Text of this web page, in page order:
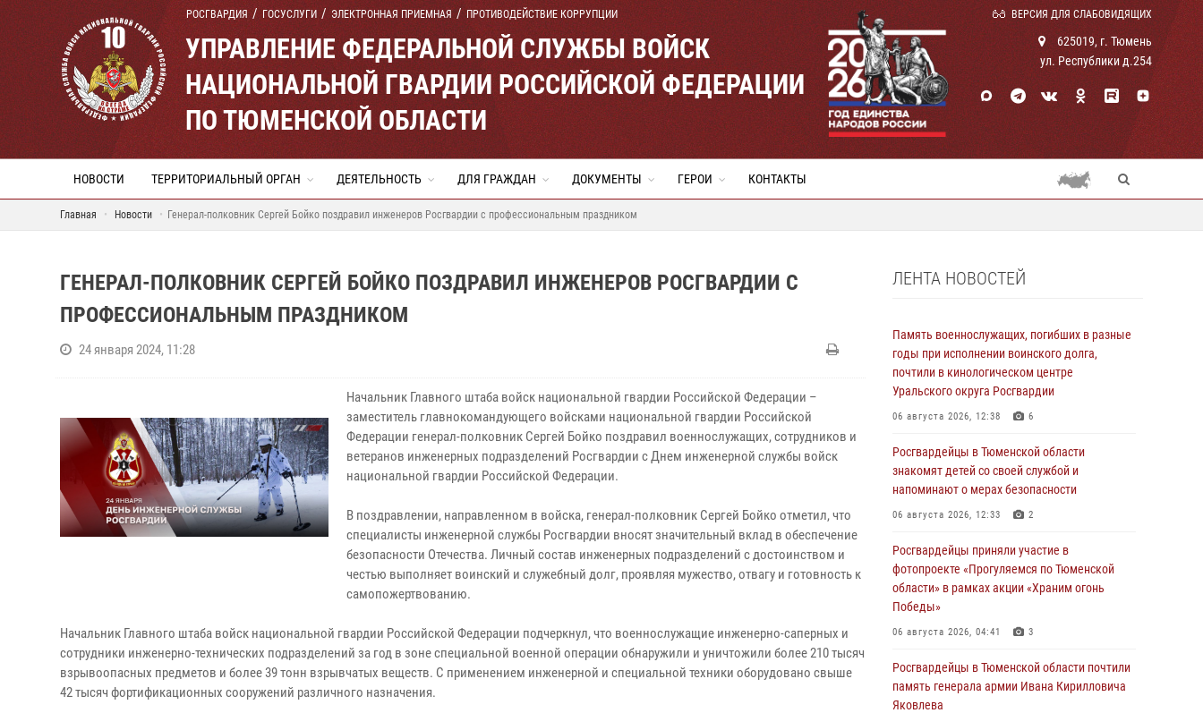
РОСГВАРДИЯ ГОСУСЛУГИ ЭЛЕКТРОННАЯ ПРИЕМНАЯ ПРОТИВОДЕЙСТВИЕ КОРРУПЦИИ ВЕРСИЯ ДЛЯ СЛАБОВИДЯЩИХ
УПРАВЛЕНИЕ ФЕДЕРАЛЬНОЙ СЛУЖБЫ ВОЙСК
НАЦИОНАЛЬНОЙ ГВАРДИИ РОССИЙСКОЙ ФЕДЕРАЦИИ
ПО ТЮМЕНСКОЙ ОБЛАСТИ
625019, г. Тюмень
ул. Республики д.254
НОВОСТИ ТЕРРИТОРИАЛЬНЫЙ ОРГАН ДЕЯТЕЛЬНОСТЬ ДЛЯ ГРАЖДАН ДОКУМЕНТЫ ГЕРОИ КОНТАКТЫ
Главная Новости Генерал-полковник Сергей Бойко поздравил инженеров Росгвардии с профессиональным праздником
ГЕНЕРАЛ-ПОЛКОВНИК СЕРГЕЙ БОЙКО ПОЗДРАВИЛ ИНЖЕНЕРОВ РОСГВАРДИИ С
ПРОФЕССИОНАЛЬНЫМ ПРАЗДНИКОМ
24 января 2024, 11:28
Начальник Главного штаба войск национальной гвардии Российской Федерации –
заместитель главнокомандующего войсками национальной гвардии Российской
Федерации генерал-полковник Сергей Бойко поздравил военнослужащих, сотрудников и
ветеранов инженерных подразделений Росгвардии с Днем инженерной службы войск
национальной гвардии Российской Федерации.
В поздравлении, направленном в войска, генерал-полковник Сергей Бойко отметил, что
специалисты инженерной службы Росгвардии вносят значительный вклад в обеспечение
безопасности Отечества. Личный состав инженерных подразделений с достоинством и
честью выполняет воинский и служебный долг, проявляя мужество, отвагу и готовность к
самопожертвованию.
Начальник Главного штаба войск национальной гвардии Российской Федерации подчеркнул, что военнослужащие инженерно-саперных и
сотрудники инженерно-технических подразделений за год в зоне специальной военной операции обнаружили и уничтожили более 210 тысяч
взрывоопасных предметов и более 39 тонн взрывчатых веществ. С применением инженерной и специальной техники оборудовано свыше
42 тысяч фортификационных сооружений различного назначения.
ЛЕНТА НОВОСТЕЙ
Память военнослужащих, погибших в разные
годы при исполнении воинского долга,
почтили в кинологическом центре
Уральского округа Росгвардии
06 августа 2026, 12:38 6
Росгвардейцы в Тюменской области
знакомят детей со своей службой и
напоминают о мерах безопасности
06 августа 2026, 12:33 2
Росгвардейцы приняли участие в
фотопроекте «Прогуляемся по Тюменской
области» в рамках акции «Храним огонь
Победы»
06 августа 2026, 04:41 3
Росгвардейцы в Тюменской области почтили
память генерала армии Ивана Кирилловича
Яковлева